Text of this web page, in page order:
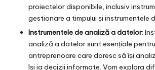
proiectelor disponibile, inclusiv
gestionare a timpului și instrumentele
Instrumentele de analiză a datelor:
analiză a datelor sunt esențiale
antreprenoare care doresc să își
își ia decizii informate. Vom explora